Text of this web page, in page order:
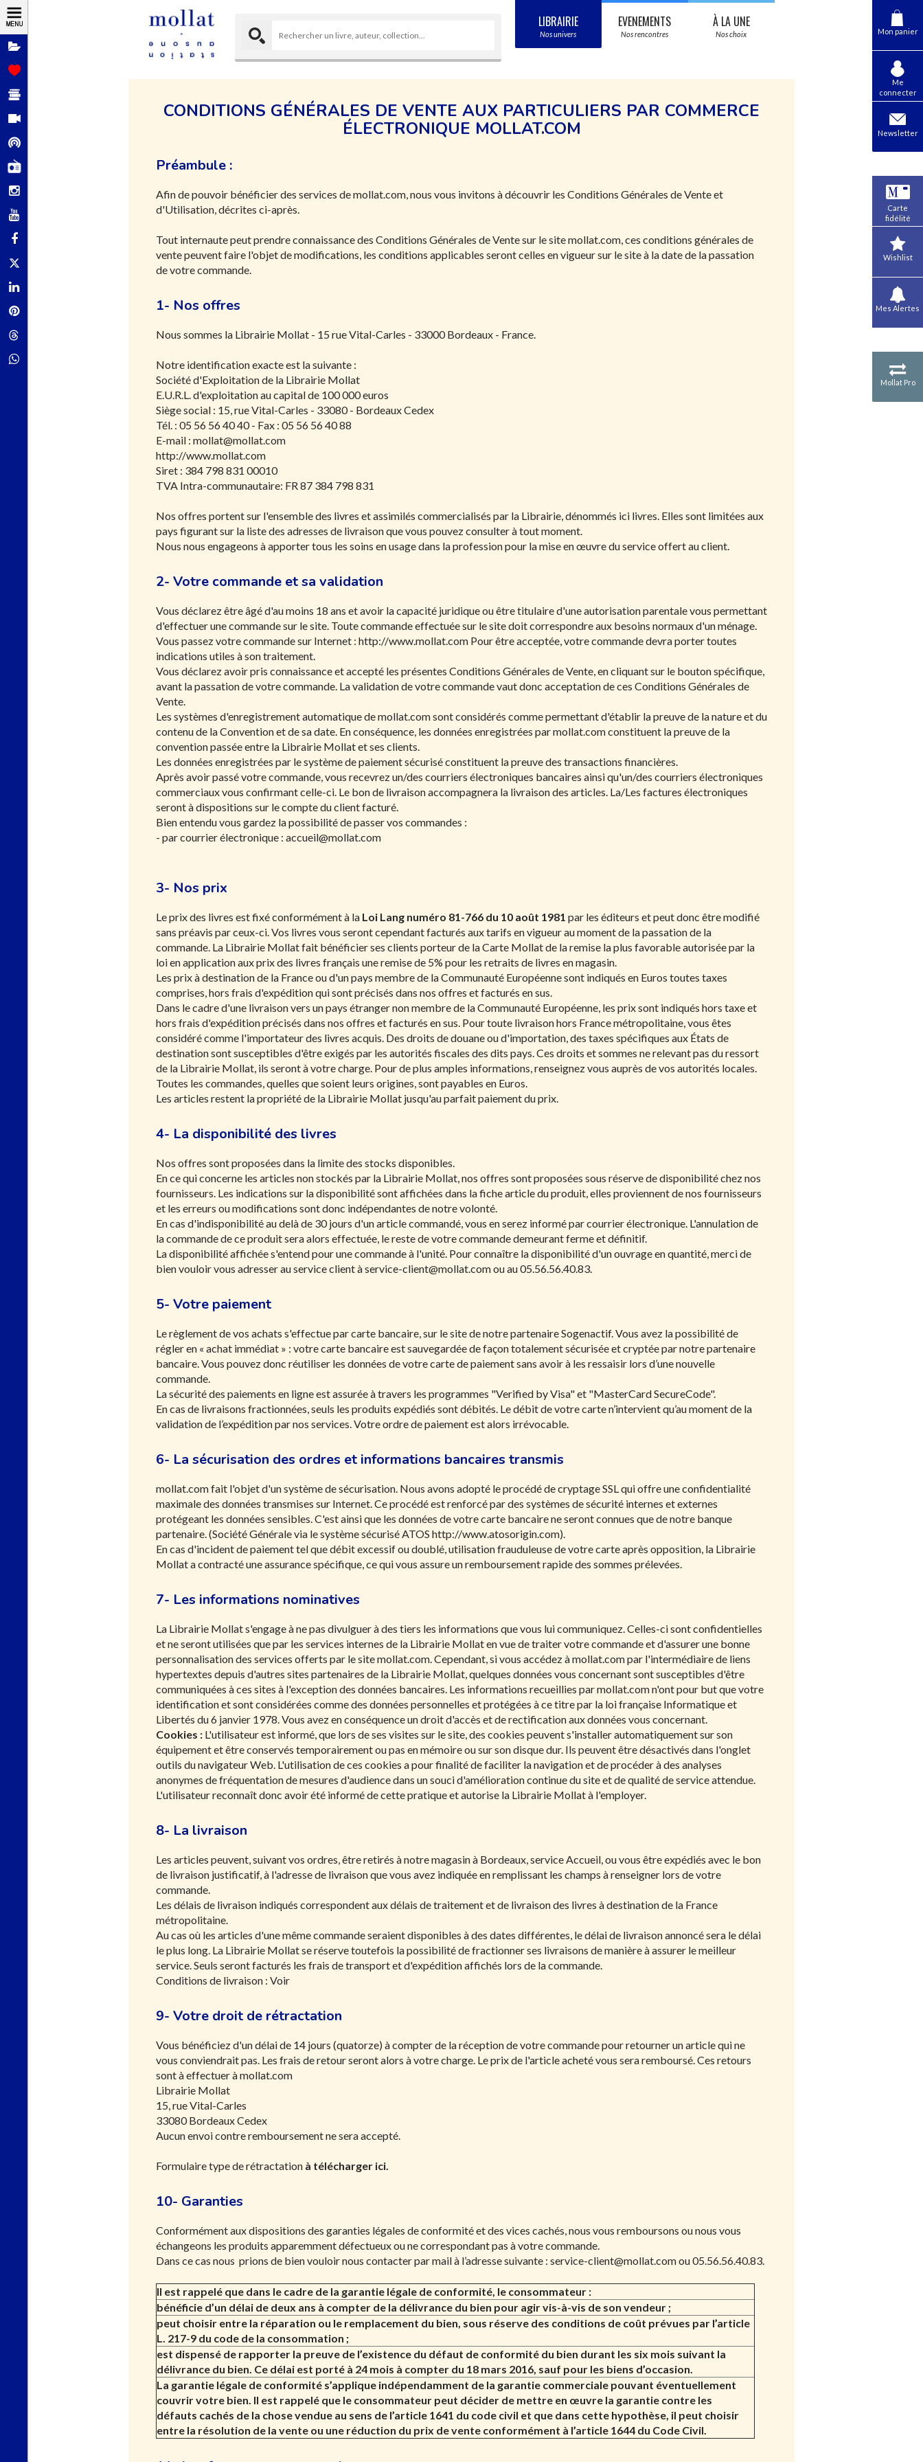
Mon panier
Me
connecter
Newsletter
Carte
fidélité
Wishlist
Mes Alertes
Mollat Pro
LIBRAIRIE
Nos univers
EVENEMENTS
Nos rencontres
À LA UNE
Nos choix
CONDITIONS GÉNÉRALES DE VENTE AUX PARTICULIERS PAR COMMERCE
ÉLECTRONIQUE MOLLAT.COM
Préambule :
Afin de pouvoir bénéficier des services de mollat.com, nous vous invitons à découvrir les Conditions Générales de Vente et
d'Utilisation, décrites ci-après.
Tout internaute peut prendre connaissance des Conditions Générales de Vente sur le site mollat.com, ces conditions générales de
vente peuvent faire l'objet de modifications, les conditions applicables seront celles en vigueur sur le site à la date de la passation
de votre commande.
1- Nos offres
Nous sommes la Librairie Mollat - 15 rue Vital-Carles - 33000 Bordeaux - France.
Notre identification exacte est la suivante :
Société d'Exploitation de la Librairie Mollat
E.U.R.L. d'exploitation au capital de 100 000 euros
Siège social : 15, rue Vital-Carles - 33080 - Bordeaux Cedex
Tél. : 05 56 56 40 40 - Fax : 05 56 56 40 88
E-mail : mollat@mollat.com
http://www.mollat.com
Siret : 384 798 831 00010
TVA Intra-communautaire: FR 87 384 798 831
Nos offres portent sur l'ensemble des livres et assimilés commercialisés par la Librairie, dénommés ici livres. Elles sont limitées aux
pays figurant sur la liste des adresses de livraison que vous pouvez consulter à tout moment.
Nous nous engageons à apporter tous les soins en usage dans la profession pour la mise en œuvre du service offert au client.
2- Votre commande et sa validation
Vous déclarez être âgé d'au moins 18 ans et avoir la capacité juridique ou être titulaire d'une autorisation parentale vous permettant
d'effectuer une commande sur le site. Toute commande effectuée sur le site doit correspondre aux besoins normaux d'un ménage.
Vous passez votre commande sur Internet : http://www.mollat.com Pour être acceptée, votre commande devra porter toutes
indications utiles à son traitement.
Vous déclarez avoir pris connaissance et accepté les présentes Conditions Générales de Vente, en cliquant sur le bouton spécifique,
avant la passation de votre commande. La validation de votre commande vaut donc acceptation de ces Conditions Générales de
Vente.
Les systèmes d'enregistrement automatique de mollat.com sont considérés comme permettant d'établir la preuve de la nature et du
contenu de la Convention et de sa date. En conséquence, les données enregistrées par mollat.com constituent la preuve de la
convention passée entre la Librairie Mollat et ses clients.
Les données enregistrées par le système de paiement sécurisé constituent la preuve des transactions financières.
Après avoir passé votre commande, vous recevrez un/des courriers électroniques bancaires ainsi qu'un/des courriers électroniques
commerciaux vous confirmant celle-ci. Le bon de livraison accompagnera la livraison des articles. La/Les factures électroniques
seront à dispositions sur le compte du client facturé.
Bien entendu vous gardez la possibilité de passer vos commandes :
- par courrier électronique : accueil@mollat.com
3- Nos prix
Le prix des livres est fixé conformément à la Loi Lang numéro 81-766 du 10 août 1981 par les éditeurs et peut donc être modifié
sans préavis par ceux-ci. Vos livres vous seront cependant facturés aux tarifs en vigueur au moment de la passation de la
commande. La Librairie Mollat fait bénéficier ses clients porteur de la Carte Mollat de la remise la plus favorable autorisée par la
loi en application aux prix des livres français une remise de 5% pour les retraits de livres en magasin.
Les prix à destination de la France ou d'un pays membre de la Communauté Européenne sont indiqués en Euros toutes taxes
comprises, hors frais d'expédition qui sont précisés dans nos offres et facturés en sus.
Dans le cadre d'une livraison vers un pays étranger non membre de la Communauté Européenne, les prix sont indiqués hors taxe et
hors frais d'expédition précisés dans nos offres et facturés en sus. Pour toute livraison hors France métropolitaine, vous êtes
considéré comme l'importateur des livres acquis. Des droits de douane ou d'importation, des taxes spécifiques aux États de
destination sont susceptibles d'être exigés par les autorités fiscales des dits pays. Ces droits et sommes ne relevant pas du ressort
de la Librairie Mollat, ils seront à votre charge. Pour de plus amples informations, renseignez vous auprès de vos autorités locales.
Toutes les commandes, quelles que soient leurs origines, sont payables en Euros.
Les articles restent la propriété de la Librairie Mollat jusqu'au parfait paiement du prix.
4- La disponibilité des livres
Nos offres sont proposées dans la limite des stocks disponibles.
En ce qui concerne les articles non stockés par la Librairie Mollat, nos offres sont proposées sous réserve de disponibilité chez nos
fournisseurs. Les indications sur la disponibilité sont affichées dans la fiche article du produit, elles proviennent de nos fournisseurs
et les erreurs ou modifications sont donc indépendantes de notre volonté.
En cas d'indisponibilité au delà de 30 jours d'un article commandé, vous en serez informé par courrier électronique. L'annulation de
la commande de ce produit sera alors effectuée, le reste de votre commande demeurant ferme et définitif.
La disponibilité affichée s'entend pour une commande à l'unité. Pour connaître la disponibilité d'un ouvrage en quantité, merci de
bien vouloir vous adresser au service client àservice-client@mollat.comou au 05.56.56.40.83.
5- Votre paiement
Le règlement de vos achats s'effectue par carte bancaire, sur le site de notre partenaire Sogenactif. Vous avez la possibilité de
régler en « achat immédiat » : votre carte bancaire est sauvegardée de façon totalement sécurisée et cryptée par notre partenaire
bancaire. Vous pouvez donc réutiliser les données de votre carte de paiement sans avoir à les ressaisir lors d’une nouvelle
commande.
La sécurité des paiements en ligne est assurée à travers les programmes "Verified by Visa" et "MasterCard SecureCode".
En cas de livraisons fractionnées, seuls les produits expédiés sont débités. Le débit de votre carte n’intervient qu’au moment de la
validation de l’expédition par nos services. Votre ordre de paiement est alors irrévocable.
6- La sécurisation des ordres et informations bancaires transmis
mollat.com fait l'objet d'un système de sécurisation. Nous avons adopté le procédé de cryptage SSL qui offre une confidentialité
maximale des données transmises sur Internet. Ce procédé est renforcé par des systèmes de sécurité internes et externes
protégeant les données sensibles. C'est ainsi que les données de votre carte bancaire ne seront connues que de notre banque
partenaire. (Société Générale via le système sécurisé ATOS http://www.atosorigin.com).
En cas d'incident de paiement tel que débit excessif ou doublé, utilisation frauduleuse de votre carte après opposition, la Librairie
Mollat a contracté une assurance spécifique, ce qui vous assure un remboursement rapide des sommes prélevées.
7- Les informations nominatives
La Librairie Mollat s'engage à ne pas divulguer à des tiers les informations que vous lui communiquez. Celles-ci sont confidentielles
et ne seront utilisées que par les services internes de la Librairie Mollat en vue de traiter votre commande et d'assurer une bonne
personnalisation des services offerts par le site mollat.com. Cependant, si vous accédez à mollat.com par l'intermédiaire de liens
hypertextes depuis d'autres sites partenaires de la Librairie Mollat, quelques données vous concernant sont susceptibles d'être
communiquées à ces sites à l'exception des données bancaires. Les informations recueillies par mollat.com n'ont pour but que votre
identification et sont considérées comme des données personnelles et protégées à ce titre par la loi française Informatique et
Libertés du 6 janvier 1978. Vous avez en conséquence un droit d'accès et de rectification aux données vous concernant.
Cookies : L'utilisateur est informé, que lors de ses visites sur le site, des cookies peuvent s'installer automatiquement sur son
équipement et être conservés temporairement ou pas en mémoire ou sur son disque dur. Ils peuvent être désactivés dans l'onglet
outils du navigateur Web. L'utilisation de ces cookies a pour finalité de faciliter la navigation et de procéder à des analyses
anonymes de fréquentation de mesures d'audience dans un souci d'amélioration continue du site et de qualité de service attendue.
L'utilisateur reconnaît donc avoir été informé de cette pratique et autorise la Librairie Mollat à l'employer.
8- La livraison
Les articles peuvent, suivant vos ordres, être retirés à notre magasin à Bordeaux, service Accueil, ou vous être expédiés avec le bon
de livraison justificatif, à l'adresse de livraison que vous avez indiquée en remplissant les champs à renseigner lors de votre
commande.
Les délais de livraison indiqués correspondent aux délais de traitement et de livraison des livres à destination de la France
métropolitaine.
Au cas où les articles d'une même commande seraient disponibles à des dates différentes, le délai de livraison annoncé sera le délai
le plus long. La Librairie Mollat se réserve toutefois la possibilité de fractionner ses livraisons de manière à assurer le meilleur
service. Seuls seront facturés les frais de transport et d'expédition affichés lors de la commande.
Conditions de livraison : Voir
9- Votre droit de rétractation
Vous bénéficiez d'un délai de 14 jours (quatorze) à compter de la réception de votre commande pour retourner un article qui ne
vous conviendrait pas. Les frais de retour seront alors à votre charge. Le prix de l'article acheté vous sera remboursé. Ces retours
sont à effectuer à mollat.com
Librairie Mollat
15, rue Vital-Carles
33080 Bordeaux Cedex
Aucun envoi contre remboursement ne sera accepté.
Formulaire type de rétractation à télécharger ici.
10- Garanties
Conformément aux dispositions des garanties légales de conformité et des vices cachés, nous vous remboursons ou nous vous
échangeons les produits apparemment défectueux ou ne correspondant pas à votre commande.
Dans ce cas nous prions de bien vouloir nous contacter par mail à l’adresse suivante : service-client@mollat.comou 05.56.56.40.83.
Il est rappelé que dans le cadre de la garantie légale de conformité, le consommateur :
bénéficie d’un délai de deux ans à compter de la délivrance du bien pour agir vis-à-vis de son vendeur ;
peut choisir entre la réparation ou le remplacement du bien, sous réserve des conditions de coût prévues par l’article
L. 217-9 du code de la consommation ;
est dispensé de rapporter la preuve de l’existence du défaut de conformité du bien durant les six mois suivant la
délivrance du bien. Ce délai est porté à 24 mois à compter du 18 mars 2016, sauf pour les biens d’occasion.
La garantie légale de conformité s’applique indépendamment de la garantie commerciale pouvant éventuellement
couvrir votre bien. Il est rappelé que le consommateur peut décider de mettre en œuvre la garantie contre les
défauts cachés de la chose vendue au sens de l’article 1641 du code civil et que dans cette hypothèse, il peut choisir
entre la résolution de la vente ou une réduction du prix de vente conformément à l’article 1644 du Code Civil.